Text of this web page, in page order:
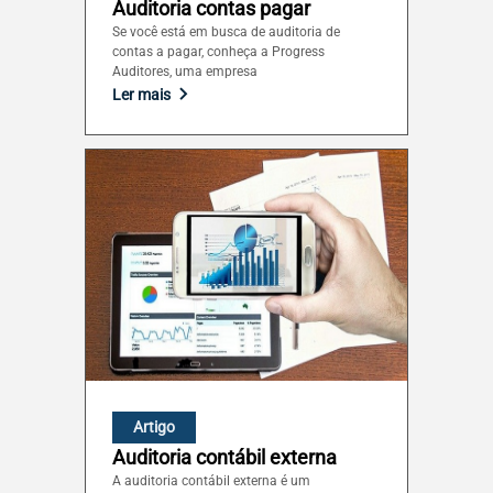
Sergipe (SE)
Tocantins (TO)
Brasilia (DF)
Auditoria contas pagar
Se você está em busca de auditoria de
contas a pagar, conheça a Progress
Auditores, uma empresa
Ler mais
Artigo
Auditoria contábil externa
A auditoria contábil externa é um